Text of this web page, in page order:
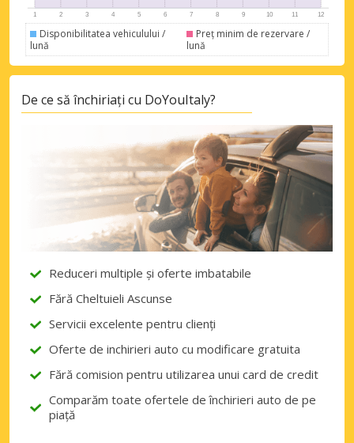
Disponibilitatea vehiculului /
lună
Preț minim de rezervare /
lună
De ce să închiriați cu DoYouItaly?
Reduceri multiple și oferte imbatabile
Fără Cheltuieli Ascunse
Servicii excelente pentru clienți
Oferte de inchirieri auto cu modificare gratuita
Fără comision pentru utilizarea unui card de credit
Comparăm toate ofertele de închirieri auto de pe
piață
Economii de top
Accesați ofertele exclusive ale